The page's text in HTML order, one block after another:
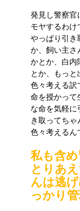
発見し警察官
モヤするわけ
やっぱり引き
か、飼い主さ
かとか、白内
とか、もっ
色々考える訳
命を授かって
な命を気軽に
き取ってち
色々考えるん
私も含
とりあ
んは逃
っかり